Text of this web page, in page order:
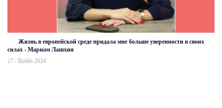
Жизнь в европейской среде придала мне больше уверенности в своих
силах - Мариам Лашхия
27 / მაისი 2024